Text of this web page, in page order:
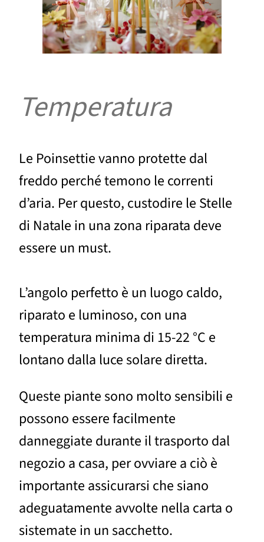
Temperatura
Le Poinsettie vanno protette dal
freddo perché temono le correnti
d’aria. Per questo, custodire le Stelle
di Natale in una zona riparata deve
essere un must.
L’angolo perfetto è un luogo caldo,
riparato e luminoso, con una
temperatura minima di 15-22 °C e
lontano dalla luce solare diretta.
Queste piante sono molto sensibili e
possono essere facilmente
danneggiate durante il trasporto dal
negozio a casa, per ovviare a ciò è
importante assicurarsi che siano
adeguatamente avvolte nella carta o
sistemate in un sacchetto.